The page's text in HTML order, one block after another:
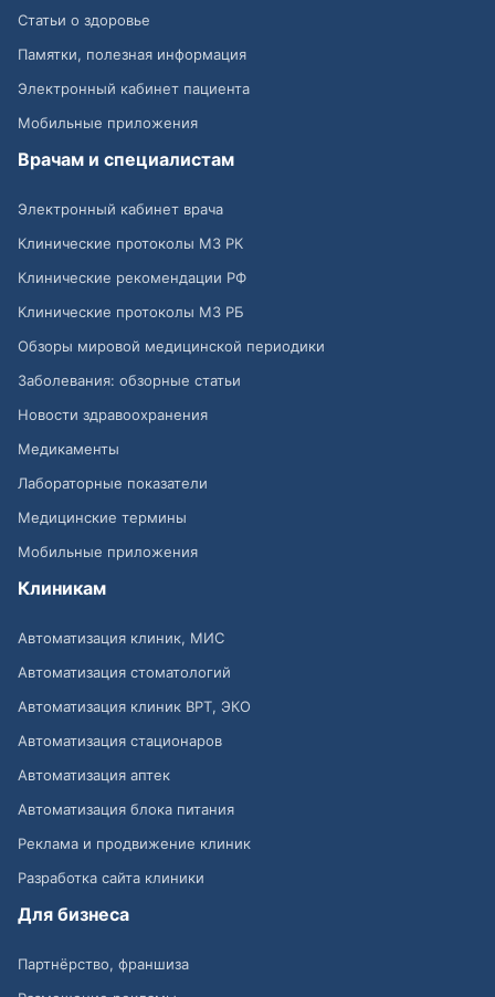
Статьи о здоровье
Памятки, полезная информация
Электронный кабинет пациента
Мобильные приложения
Врачам и специалистам
Электронный кабинет врача
Клинические протоколы МЗ РК
Клинические рекомендации РФ
Клинические протоколы МЗ РБ
Обзоры мировой медицинской периодики
Заболевания: обзорные статьи
Новости здравоохранения
Медикаменты
Лабораторные показатели
Медицинские термины
Мобильные приложения
Клиникам
Автоматизация клиник, МИС
Автоматизация стоматологий
Автоматизация клиник ВРТ, ЭКО
Автоматизация стационаров
Автоматизация аптек
Автоматизация блока питания
Реклама и продвижение клиник
Разработка сайта клиники
Для бизнеса
Партнёрство, франшиза